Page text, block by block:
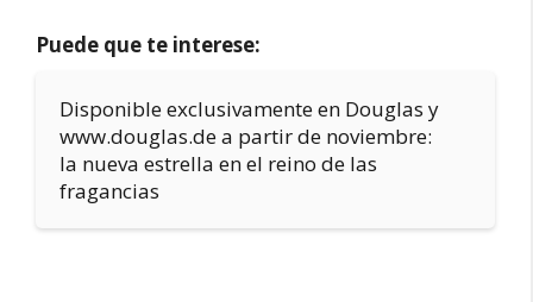
Puede que te interese:
Disponible exclusivamente en Douglas y
www.douglas.de a partir de noviembre:
la nueva estrella en el reino de las
fragancias